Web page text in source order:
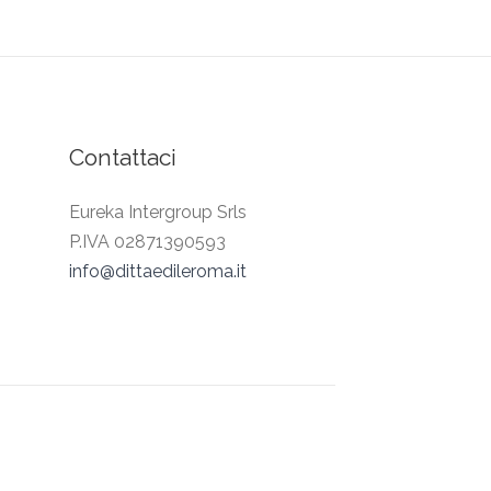
Contattaci
Eureka Intergroup Srls
P.IVA 02871390593
info@dittaedileroma.it